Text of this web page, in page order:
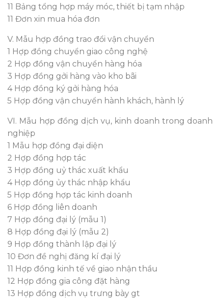
11 Bảng tổng hợp máy móc, thiết bị tạm nhập
11 Đơn xin mua hóa đơn
V. Mẫu hợp đồng trao đổi vận chuyển
1 Hợp đồng chuyển giao công nghệ
2 Hợp đồng vận chuyển hàng hóa
3 Hợp đồng gởi hàng vào kho bãi
4 Hợp đồng ký gởi hàng hóa
5 Hợp đồng vận chuyển hành khách, hành lý
VI. Mẫu hợp đồng dịch vụ, kinh doanh trong doanh
nghiệp
1 Mẫu hợp đồng đại diện
2 Hợp đồng hợp tác
3 Hợp đồng uỷ thác xuất khẩu
4 Hợp đồng ủy thác nhập khẩu
5 Hợp đồng hợp tác kinh doanh
6 Hợp đồng liên doanh
7 Hợp đồng đại lý (mẫu 1)
8 Hợp đồng đại lý (mẫu 2)
9 Hợp đồng thành lập đại lý
10 Đơn đề nghị đăng kí đại lý
11 Hợp đồng kinh tế về giao nhận thầu
12 Hợp đồng gia công đặt hàng
13 Hợp đồng dịch vụ trưng bày gt